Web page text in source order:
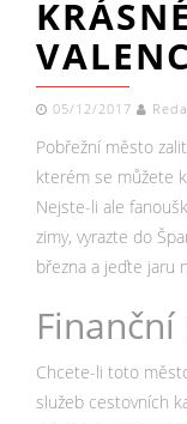
05/12/2017
Pobřežní město
kterém se můžete
Nejste-li ale
zimy, vyrazte do
března a jeďte jaru
Chcete-li toto
služeb cestovních